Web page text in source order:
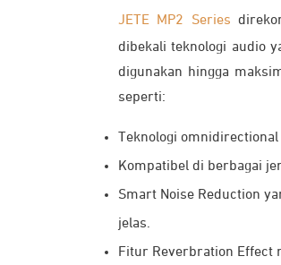
JETE MP2 Series
dibekali teknologi audio
digunakan hingga
seperti:
Teknologi
Kompatibel di berbagai
Smart Noise Reduction
jelas.
Fitur Reverbration Effect